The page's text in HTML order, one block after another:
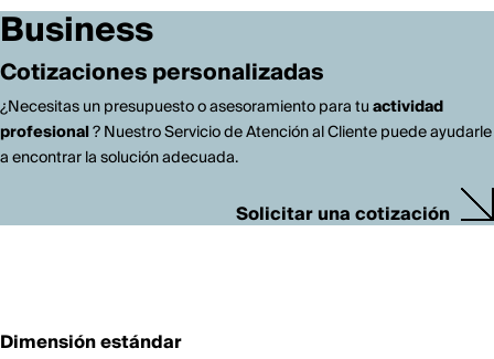
Business
Cotizaciones personalizadas
¿Necesitas un presupuesto o asesoramiento para tuactividad
profesional? Nuestro Servicio de Atención al Cliente puede ayudarle
a encontrar la solución adecuada.
Solicitar una cotización
Dimensión estándar